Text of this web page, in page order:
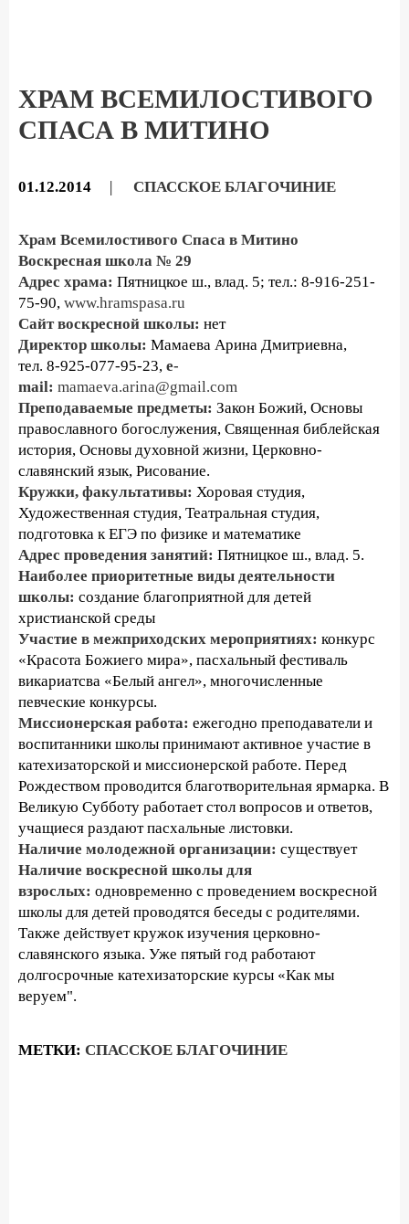
ХРАМ ВСЕМИЛОСТИВОГО
СПАСА В МИТИНО
01.12.2014 | СПАССКОЕ БЛАГОЧИНИЕ
Храм Всемилостивого Спаса в Митино
Воскресная школа № 29
Адрес храма: Пятницкое ш., влад. 5; тел.: 8-916-251-
75-90, www.hramspasa.ru
Сайт воскресной школы: нет
Директор школы: Мамаева Арина Дмитриевна,
тел. 8-925-077-95-23, e-
mail: mamaeva.arina@gmail.com
Преподаваемые предметы: Закон Божий, Основы
православного богослужения, Священная библейская
история, Основы духовной жизни, Церковно-
славянский язык, Рисование.
Кружки, факультативы: Хоровая студия,
Художественная студия, Театральная студия,
подготовка к ЕГЭ по физике и математике
Адрес проведения занятий: Пятницкое ш., влад. 5.
Наиболее приоритетные виды деятельности
школы: создание благоприятной для детей
христианской среды
Участие в межприходских мероприятиях: конкурс
«Красота Божиего мира», пасхальный фестиваль
викариатсва «Белый ангел», многочисленные
певческие конкурсы.
Миссионерская работа: ежегодно преподаватели и
воспитанники школы принимают активное участие в
катехизаторской и миссионерской работе. Перед
Рождеством проводится благотворительная ярмарка. В
Великую Субботу работает стол вопросов и ответов,
учащиеся раздают пасхальные листовки.
Наличие молодежной организации: существует
Наличие воскресной школы для
взрослых: одновременно с проведением воскресной
школы для детей проводятся беседы с родителями.
Также действует кружок изучения церковно-
славянского языка. Уже пятый год работают
долгосрочные катехизаторские курсы «Как мы
веруем".
МЕТКИ: СПАССКОЕ БЛАГОЧИНИЕ